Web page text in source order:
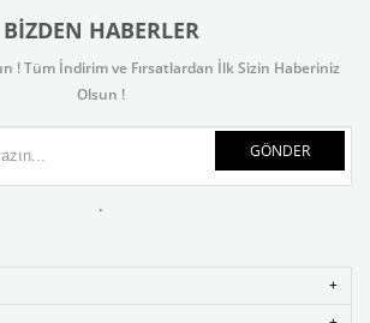
BIZDEN HABERLER
! Tüm İndirim ve Fırsatlardan İlk Sizin Haberiniz
Olsun !
GÖNDER
.